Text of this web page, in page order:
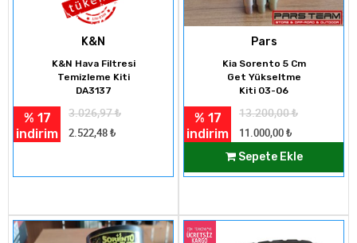
K&N
K&N Hava Filtresi
Temizleme Kiti
DA3137
% 17
indirim
3.026,97₺
2.522,48 ₺
Pars
Kia Sorento 5 Cm
Get Yükseltme
Kiti 03-06
% 17
indirim
13.200,00₺
11.000,00 ₺
Sepete Ekle